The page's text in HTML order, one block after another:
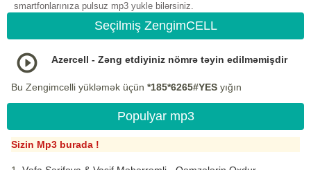
smartfonlarınıza pulsuz mp3 yukle bilərsiniz.
Seçilmiş ZengimCELL
Azercell - Zəng etdiyiniz nömrə təyin edilməmişdir
Bu Zengimcelli yükləmək üçün *185*6265#YES yığın
Populyar mp3
Sizin Mp3 burada !